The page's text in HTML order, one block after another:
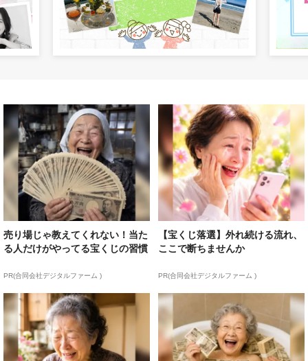
売り場じゃ教えてくれない！当た
る人だけがやってる宝くじの習慣
PR(合同会社デジタルファーム )
【宝くじ落選】外れ続ける流れ、
ここで断ちませんか
PR(合同会社デジタルファーム )